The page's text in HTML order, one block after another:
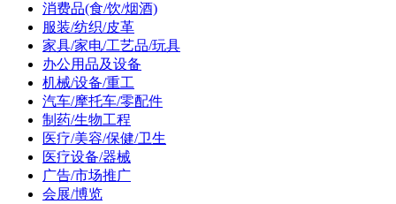
消费品(食/饮/烟酒)
服装/纺织/皮革
家具/家电/工艺品/玩具
办公用品及设备
机械/设备/重工
汽车/摩托车/零配件
制药/生物工程
医疗/美容/保健/卫生
医疗设备/器械
广告/市场推广
会展/博览